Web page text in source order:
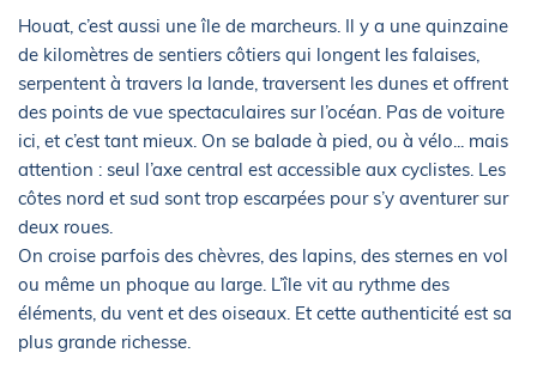
Houat, c’est aussi une île de marcheurs. Il y a une quinzaine
de kilomètres de sentiers côtiers qui longent les falaises,
serpentent à travers la lande, traversent les dunes et offrent
des points de vue spectaculaires sur l’océan. Pas de voiture
ici, et c’est tant mieux. On se balade à pied, ou à vélo... mais
attention : seul l’axe central est accessible aux cyclistes. Les
côtes nord et sud sont trop escarpées pour s’y aventurer sur
deux roues.
On croise parfois des chèvres, des lapins, des sternes en vol
ou même un phoque au large. L’île vit au rythme des
éléments, du vent et des oiseaux. Et cette authenticité est sa
plus grande richesse.